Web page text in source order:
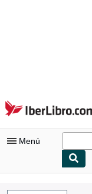
Pasar al contenido
IberLibro.com
Menú